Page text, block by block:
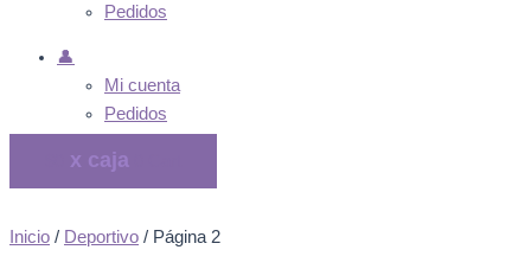
Pedidos
👤
Mi cuenta
Pedidos
Inicio / Deportivo / Página 2